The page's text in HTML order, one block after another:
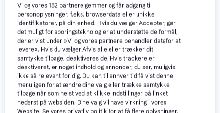
Cellular 128GB
Apple iPadOS 18
4.709 kr.
Eller 3 betalinger af 1.570 kr.
7 butikker
11"
5.999 kr.
9+ butikker
Vi og vores152 partnere gemmer og får adgang til
personoplysninger, f.eks. browserdata eller unikke
identifikatorer, på din enhed. Hvis du vælger Accepter, gør
det muligt for sporingsteknologier at understøtte de formål,
der er vist under »Vi og vores partnere behandler datafor at
levere«. Hvis du vælger Afvis alle eller trækker dit
samtykke tilbage, deaktiveres de. Hvis trackere er
deaktiveret, er noget indhold og annoncer, du ser, muligvis
ikke så relevant for dig. Du kan til enhver tid få vist denne
menu igen for at ændre dine valg eller trække samtykke
tilbage når som helst ved at klikke Indstillinger på linket
nederst på websiden. Dine valg vil have virkning i vores
Website. Se vores privatliv politik for at få flere oplysninger.